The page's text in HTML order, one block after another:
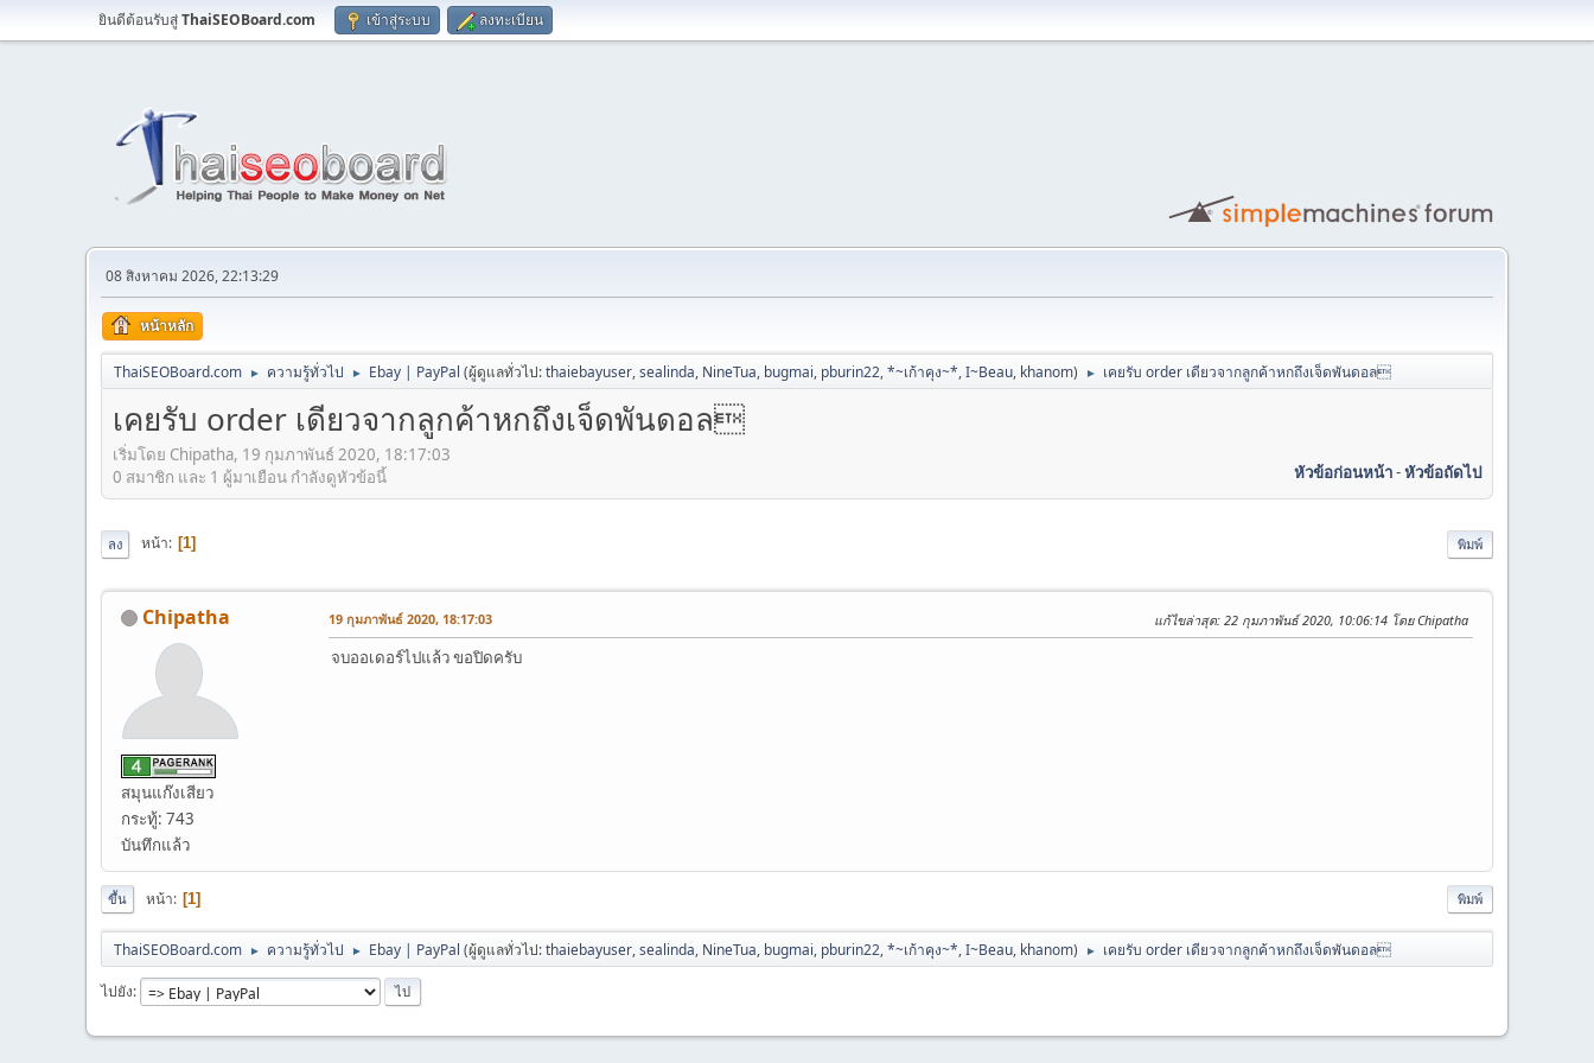
ยินดีต้อนรับสู่ThaiSEOBoard.com เข้าสู่ระบบ ลงทะเบียน
08 สิงหาคม 2026, 22:13:29
หน้าหลัก
ThaiSEOBoard.com ► ความรู้ทั่วไป ► Ebay | PayPal (ผู้ดูแลทั่วไป:thaiebayuser,sealinda, NineTua, bugmai, pburin22,*~เก้าคุง~*,I~Beau, khanom) ► เคยรับ order เดียวจากลูกค้าหกถึงเจ็ดพันดอล
เคยรับ order เดียวจากลูกค้าหกถึงเจ็ดพันดอล
เริ่มโดย Chipatha, 19 กุมภาพันธ์ 2020, 18:17:03
หัวข้อก่อนหน้า-หัวข้อถัดไป
0 สมาชิก และ 1 ผู้มาเยือน กำลังดูหัวข้อนี้
พิมพ์
ลง หน้า 1
Chipatha
สมุนแก๊งเสียว
กระทู้: 743
บันทึกแล้ว
19 กุมภาพันธ์ 2020, 18:17:03 แก้ไขล่าสุด: 22 กุมภาพันธ์ 2020, 10:06:14 โดย Chipatha
จบออเดอร์ไปแล้ว ขอปิดครับ
พิมพ์
ขึ้น หน้า 1
ThaiSEOBoard.com ► ความรู้ทั่วไป ► Ebay | PayPal (ผู้ดูแลทั่วไป:thaiebayuser,sealinda, NineTua, bugmai, pburin22,*~เก้าคุง~*,I~Beau, khanom) ► เคยรับ order เดียวจากลูกค้าหกถึงเจ็ดพันดอล
ไปยัง